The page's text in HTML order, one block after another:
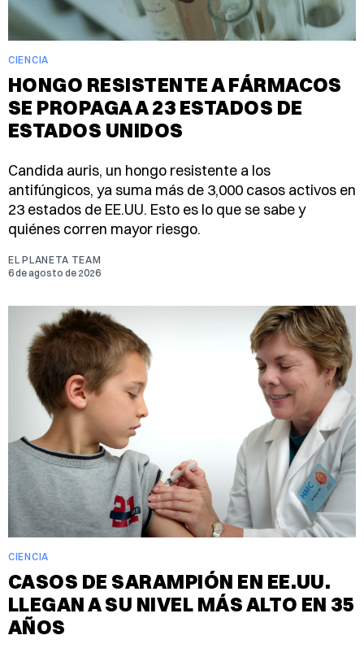
CIENCIA
HONGO RESISTENTE A FÁRMACOS
SE PROPAGA A 23 ESTADOS DE
ESTADOS UNIDOS
Candida auris, un hongo resistente a los
antifúngicos, ya suma más de 3,000 casos activos en
23 estados de EE.UU. Esto es lo que se sabe y
quiénes corren mayor riesgo.
EL PLANETA TEAM
6 de agosto de 2026
CIENCIA
CASOS DE SARAMPIÓN EN EE.UU.
LLEGAN A SU NIVEL MÁS ALTO EN 35
AÑOS